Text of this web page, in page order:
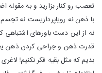
تعصب رو کنار بزارید و به مقوله
با ذهن نه رویاپردازیست نه تجسم
نه از این دست باورهای اشتباهی
قدرت ذهن و جراحی کردن ذهن
بدیم که مثل بقیه فکر نکنیم!